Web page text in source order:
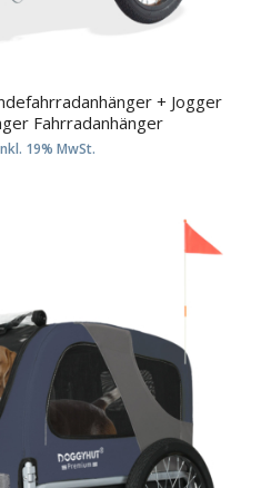
+ Jogger
Fahrradanhänger
19% MwSt.